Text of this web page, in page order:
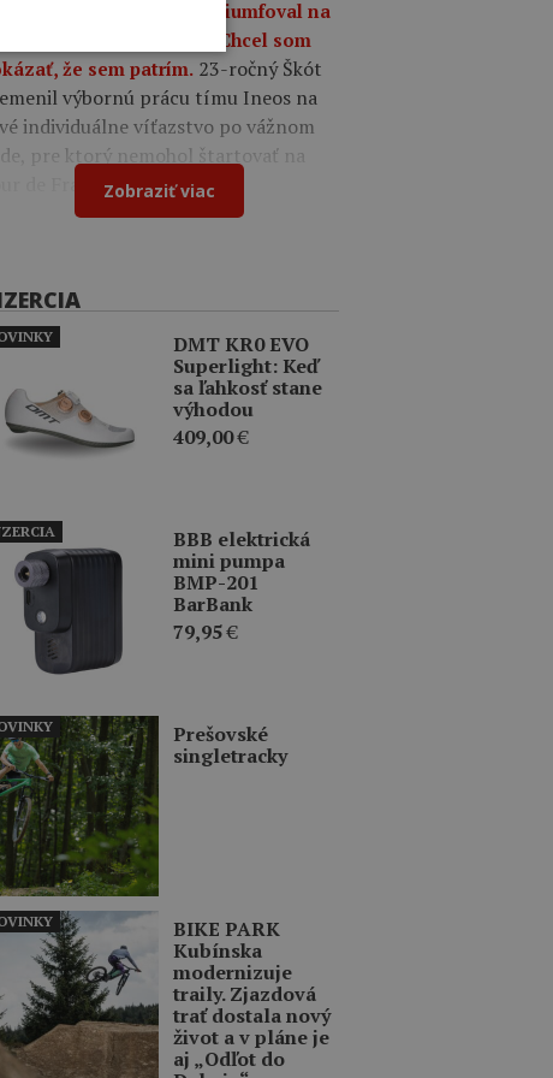
Oscar Onley triumfoval na
Okolo Burgosu: Chcel som
že sem patrím. 23-ročný Škót
výbornú prácu tímu Ineos na
individuálne víťazstvo po vážnom
pre ktorý nemohol štartovať na
de France.Zobraziť viac
DMT KR0 EVO
Superlight: Keď
sa ľahkosť stane
výhodou
409,00€
BBB elektrická
mini pumpa
BMP-201
BarBank
79,95€
Prešovské
singletracky
BIKE PARK
Kubínska
modernizuje
traily. Zjazdová
trať dostala nový
život a v pláne je
aj „Odľot do